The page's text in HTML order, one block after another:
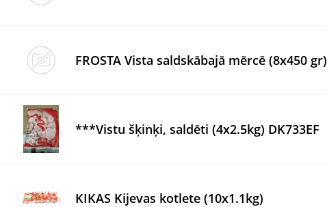
FROSTA Vista saldskābajā mērcē (8x450 gr)
***Vistu šķinķi, saldēti (4x2.5kg) DK733EF
KIKAS Kijevas kotlete (10x1.1kg)